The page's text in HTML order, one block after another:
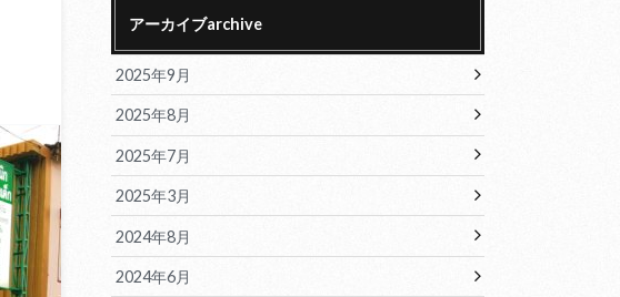
アーカイブarchive
2025年9月
2025年8月
2025年7月
2025年3月
2024年8月
2024年6月